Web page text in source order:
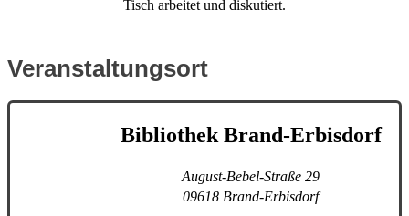
Veranstaltungsort
Bibliothek Brand-Erbisdorf
August-Bebel-Straße 29
09618 Brand-Erbisdorf